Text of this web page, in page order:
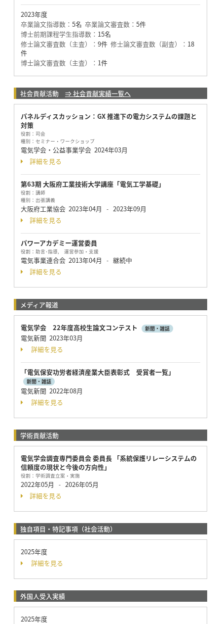
2023年度
卒業論文指導数： 5名 卒業論文審査数： 5件
博士前期課程学生指導数： 15名
修士論文審査数（主査）： 9件 修士論文審査数（副査）： 18
件
博士論文審査数（主査）： 1件
社会貢献活動 ⇒ 社会貢献実績一覧へ
パネルディスカッション：GX 推進下の電力システムの課題と
対策
役割： 司会
種別： セミナー・ワークショップ
電気学会・公益事業学会 2024年03月
詳細を見る
第63期 大阪府工業技術大学講座「電気工学基礎」
役割： 講師
種別： 出張講義
大阪府工業協会 2023年04月 - 2023年09月
詳細を見る
パワーアカデミー運営委員
役割： 助言･指導, 運営参加・支援
電気事業連合会 2013年04月 - 継続中
詳細を見る
メディア報道
電気学会 22年度高校生論文コンテスト 新聞・雑誌
電気新聞 2023年03月
詳細を見る
「電気保安功労者経済産業大臣表彰式 受賞者一覧」
新聞・雑誌
電気新聞 2022年08月
詳細を見る
学術貢献活動
電気学会調査専門委員会 委員長 「系統保護リレーシステムの
信頼度の現状と今後の方向性」
役割： 学術調査立案・実施
2022年05月 - 2026年05月
詳細を見る
独自項目・特記事項（社会活動）
2025年度
詳細を見る
外国人受入実績
2025年度